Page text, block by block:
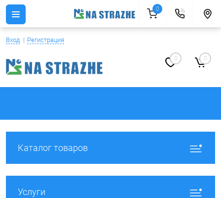
Вход Регистрация
0 0
Каталог товаров
Услуги
0